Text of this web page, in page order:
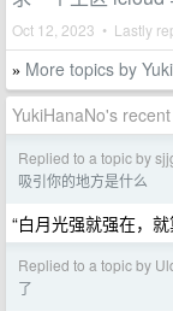
Oct 12, 2023 • Lastly
» More topics by
YukiHanaNo's
Replied to a topic by
吸引你的地方是什么
“白月光强就强在，
Replied to a topic by
了